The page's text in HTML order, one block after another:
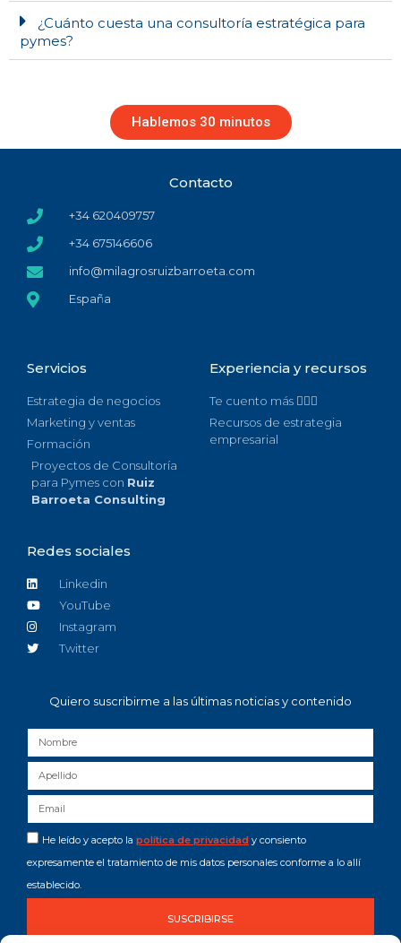
¿Cuánto cuesta una consultoría estratégica para
pymes?
Hablemos 30 minutos
Contacto
+34 620409757
+34 675146606
info@milagrosruizbarroeta.com
España
Servicios
Estrategia de negocios
Marketing y ventas
Formación
Proyectos de Consultoría
para Pymes con Ruiz
Barroeta Consulting
Experiencia y recursos
Te cuento más 🙋🏻‍♀️
Recursos de estrategia
empresarial
Redes sociales
Linkedin
YouTube
Instagram
Twitter
Quiero suscribirme a las últimas noticias y contenido
He leído y acepto la política de privacidad y consiento
expresamente el tratamiento de mis datos personales conforme a lo allí
establecido.
SUSCRIBIRSE